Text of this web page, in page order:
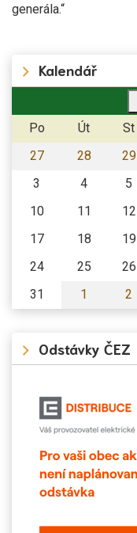
generála.“
Kalendář
Po
Út St
27
28 29
3
4 5
10
11 12
17
18 19
24
25 26
31
1 2
Odstávky ČEZ